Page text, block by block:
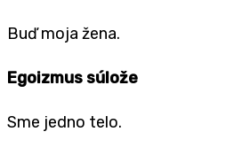
Buď moja žena.
Egoizmus súlože
Sme jedno telo.